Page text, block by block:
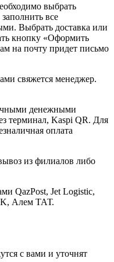
выбрать
все
Выбрать доставка или
кнопку «Оформить
на почту придет письмо
свяжется менеджер.
денежными
терминал, Kaspi QR. Для
оплата
из филиалов либо
QazPost, Jet Logistic,
Алем ТАТ.
с вами и уточнят